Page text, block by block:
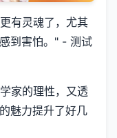
有灵魂了，尤其
到害怕。" - 测试
家的理性，又透
魅力提升了好几